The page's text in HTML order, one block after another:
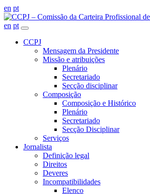
en pt
en pt
CCPJ
Mensagem da Presidente
Missão e atribuições
Plenário
Secretariado
Secção disciplinar
Composição
Composição e Histórico
Plenário
Secretariado
Secção Disciplinar
Serviços
Jornalista
Definição legal
Direitos
Deveres
Incompatibilidades
Elenco